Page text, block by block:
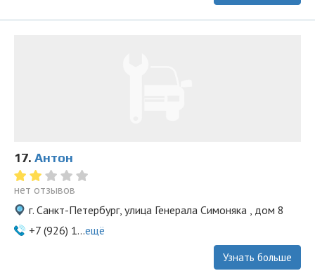
17. Антон
нет отзывов
г. Санкт-Петербург, улица Генерала Симоняка , дом 8
+7 (926) 1...ещё
Узнать больше